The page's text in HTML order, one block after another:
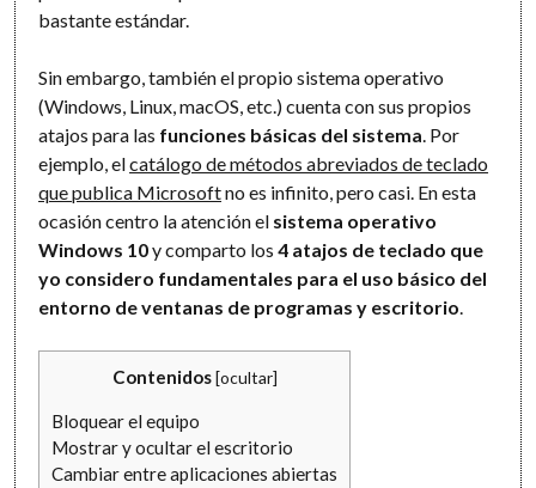
bastante estándar.
Sin embargo, también el propio sistema operativo
(Windows, Linux, macOS, etc.) cuenta con sus propios
atajos para las funciones básicas del sistema. Por
ejemplo, elcatálogo de métodos abreviados de teclado
que publica Microsoftno es infinito, pero casi. En esta
ocasión centro la atención el sistema operativo
Windows 10y comparto los4 atajos de teclado que
yo considero fundamentales para el uso básico del
entorno de ventanas de programas y escritorio.
Contenidos [ocultar]
Bloquear el equipo
Mostrar y ocultar el escritorio
Cambiar entre aplicaciones abiertas